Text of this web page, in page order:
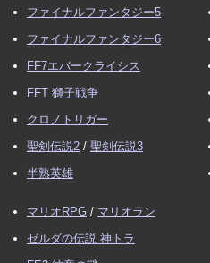
ファイナルファンタジー5
ファイナルファンタジー6
FF7エバークライシス
FFT 獅子戦争
クロノトリガー
聖剣伝説2 / 聖剣伝説3
半熟英雄
マリオRPG / マリオラン
ゼルダの伝説 神トラ